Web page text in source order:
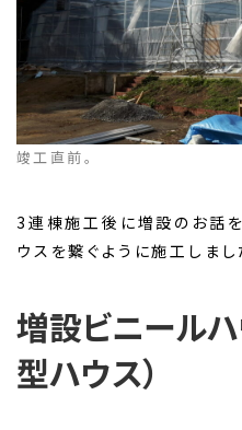
竣工直前。
3連棟施工後に増設のお話
ウスを繋ぐように施工しまし
増設ビニール
型ハウス）